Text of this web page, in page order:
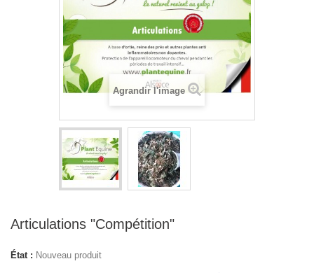
Agrandir l'image
Articulations "Compétition"
État : Nouveau produit